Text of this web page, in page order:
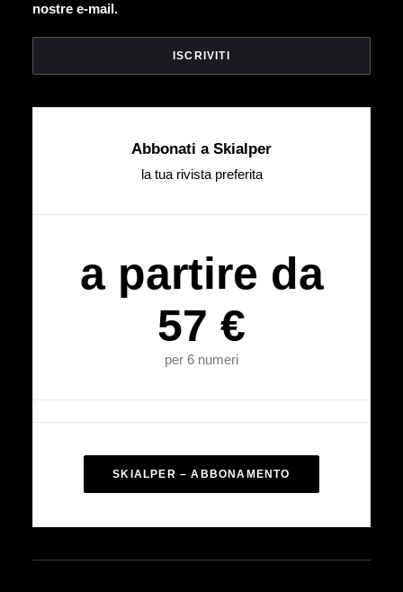
nostre e-mail.
Abbonati a Skialper
la tua rivista preferita
a partire da
57 €
per 6 numeri
SKIALPER – ABBONAMENTO